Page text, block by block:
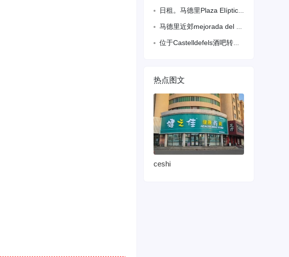
日租。马德里Plaza Elíptica，单人20,双人25今日入住。微信131
马德里近郊mejorada del campo 小酒吧三万转让，房租九百五，老虎机完全可以支付，烟机很好有两百来块，营业额三四百，四五百，外面有十几张桌子，有兴
位于Castelldefels酒吧转让 有烟筒可以做餐 位于公园中心 ter
热点图文
ceshi